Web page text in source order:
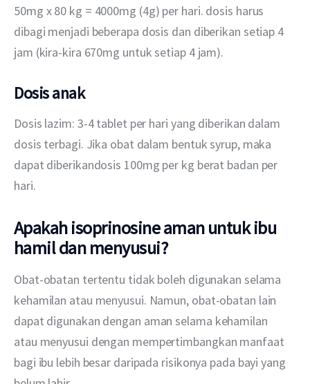
50mg x 80 kg = 4000mg (4g) per hari. dosis harus
dibagi menjadi beberapa dosis dan diberikan setiap 4
jam (kira-kira 670mg untuk setiap 4 jam).
Dosis anak
Dosis lazim: 3-4 tablet per hari yang diberikan dalam
dosis terbagi. Jika obat dalam bentuk syrup, maka
dapat diberikandosis 100mg per kg berat badan per
hari.
Apakah isoprinosine aman untuk ibu
hamil dan menyusui?
Obat-obatan tertentu tidak boleh digunakan selama
kehamilan atau menyusui. Namun, obat-obatan lain
dapat digunakan dengan aman selama kehamilan
atau menyusui dengan mempertimbangkan manfaat
bagi ibu lebih besar daripada risikonya pada bayi yang